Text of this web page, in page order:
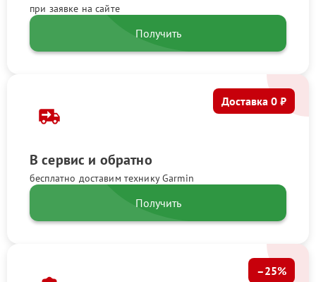
при заявке на сайте
Получить
В сервис и обратно
бесплатно доставим технику Garmin
Доставка 0 ₽
Получить
–25%